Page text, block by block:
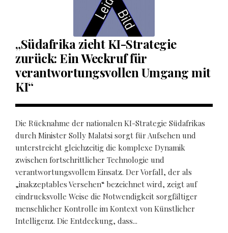
„Südafrika zieht KI-Strategie
zurück: Ein Weckruf für
verantwortungsvollen Umgang mit
KI“
Die Rücknahme der nationalen KI-Strategie Südafrikas
durch Minister Solly Malatsi sorgt für Aufsehen und
unterstreicht gleichzeitig die komplexe Dynamik
zwischen fortschrittlicher Technologie und
verantwortungsvollem Einsatz. Der Vorfall, der als
„inakzeptables Versehen“ bezeichnet wird, zeigt auf
eindrucksvolle Weise die Notwendigkeit sorgfältiger
menschlicher Kontrolle im Kontext von Künstlicher
Intelligenz. Die Entdeckung, dass...